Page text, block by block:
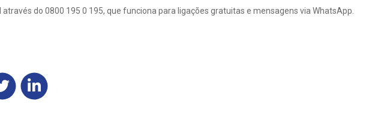
do 0800 195 0 195, que funciona para ligações gratuitas e mensagens via WhatsApp.